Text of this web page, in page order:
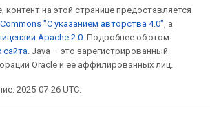
контент на этой странице предоставляется
"С указанием авторства 4.0" , а
Apache 2.0 . Подробнее об этом
сайта . Java – это зарегистрированный
Oracle и ее аффилированных лиц.
2025-07-26 UTC.